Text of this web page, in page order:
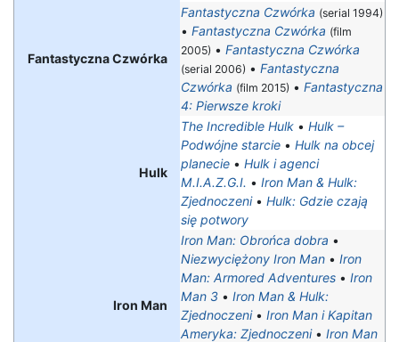
Fantastyczna Czwórka
Fantastyczna Czwórka (serial 1994)
• Fantastyczna Czwórka (film
2005) • Fantastyczna Czwórka
(serial 2006) • Fantastyczna
Czwórka (film 2015) • Fantastyczna
4: Pierwsze kroki
Hulk
The Incredible Hulk • Hulk –
Podwójne starcie • Hulk na obcej
planecie • Hulk i agenci
M.I.A.Z.G.I. • Iron Man & Hulk:
Zjednoczeni• Hulk: Gdzie czają
się potwory
Iron Man
Iron Man: Obrońca dobra •
Niezwyciężony Iron Man • Iron
Man: Armored Adventures • Iron
Man 3 • Iron Man & Hulk:
Zjednoczeni• Iron Man i Kapitan
Ameryka: Zjednoczeni• Iron Man